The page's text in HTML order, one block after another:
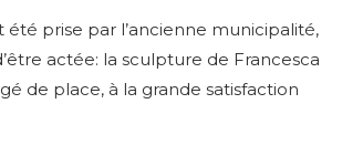
été prise par l’ancienne municipalité,
actée: la sculpture de Francesca
de place, à la grande satisfaction